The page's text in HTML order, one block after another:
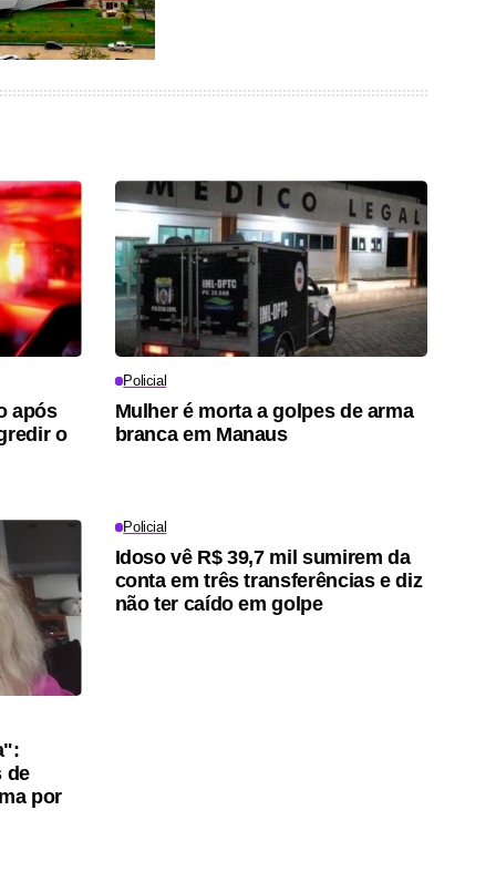
após
o
Policial
Mulher é morta a golpes de arma
branca em Manaus
de
por
Policial
Idoso vê R$ 39,7 mil sumirem da
conta em três transferências e diz
não ter caído em golpe